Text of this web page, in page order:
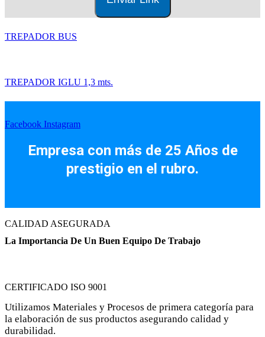
TREPADOR BUS
TREPADOR IGLU 1,3 mts.
Facebook Instagram
Empresa con más de 25 Años de
prestigio en el rubro.
CALIDAD ASEGURADA
La Importancia De Un Buen Equipo De Trabajo
CERTIFICADO ISO 9001
Utilizamos Materiales y Procesos de primera categoría para
la elaboración de sus productos asegurando calidad y
durabilidad.